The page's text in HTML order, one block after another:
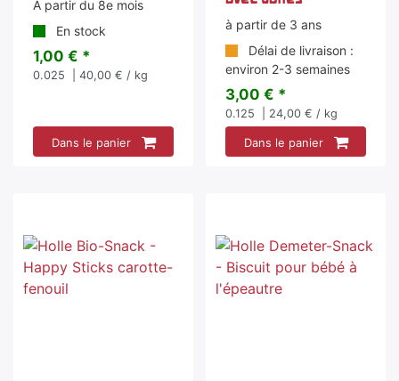
A partir du 8e mois
En stock
1,00 € *
0.025 | 40,00 € / kg
Dans le panier
à partir de 3 ans
Délai de livraison :
environ 2-3 semaines
3,00 € *
0.125 | 24,00 € / kg
Dans le panier